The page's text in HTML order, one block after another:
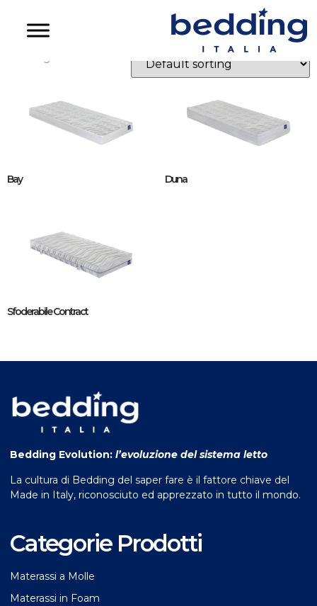
Linea Holiday
Bay Duna
Sfoderabile Contract
Bedding Evolution: l’evoluzione del sistema letto
La cultura di Bedding del saper fare è il fattore chiave del
Made in Italy, riconosciuto ed apprezzato in tutto il mondo.
Categorie Prodotti
Materassi a Molle
Materassi in Foam